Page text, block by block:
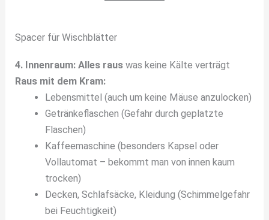
Spacer für Wischblätter
4. Innenraum: Alles raus was keine Kälte verträgt
Raus mit dem Kram:
Lebensmittel (auch um keine Mäuse anzulocken)
Getränkeflaschen (Gefahr durch geplatzte
Flaschen)
Kaffeemaschine (besonders Kapsel oder
Vollautomat – bekommt man von innen kaum
trocken)
Decken, Schlafsäcke, Kleidung (Schimmelgefahr
bei Feuchtigkeit)